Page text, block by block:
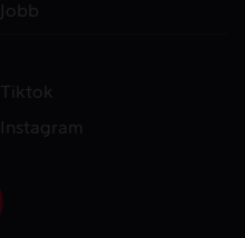
Jobb
Tiktok
Instagram